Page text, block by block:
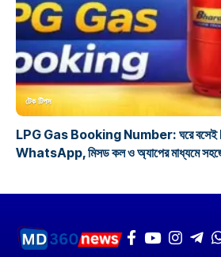
টেক টিপস
LPG Gas Booking Number: ঘরে বসেই
WhatsApp, মিসড কল ও অ্যাপের মাধ্যমে সহজে